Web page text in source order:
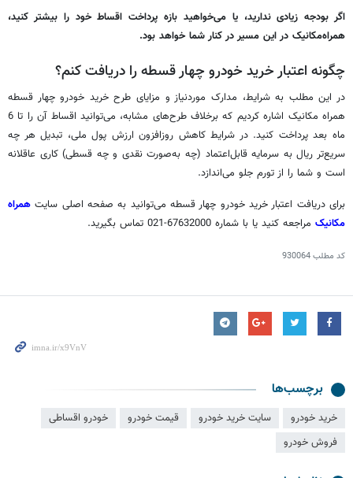
اگر بودجه زیادی ندارید، یا می‌خواهید بازه پرداخت اقساط خود را بیشتر کنید،
همراه‌مکانیک در این مسیر در کنار شما خواهد بود.
چگونه اعتبار خرید خودرو چهار قسطه را دریافت کنم؟
در این مطلب به شرایط، مدارک موردنیاز و مزایای طرح خرید خودرو چهار قسطه
همراه مکانیک اشاره کردیم که برخلاف طرح‌های مشابه، می‌توانید اقساط آن را تا 6
ماه بعد پرداخت کنید. در شرایط کاهش روزافزون ارزش پول ملی، تبدیل هر چه
سریع‌تر ریال به سرمایه قابل‌اعتماد (چه به‌صورت نقدی و چه قسطی) کاری عاقلانه
است و شما را از تورم جلو می‌اندازد.
برای دریافت اعتبار خرید خودرو چهار قسطه می‌توانید به صفحه اصلی سایت همراه
مکانیک مراجعه کنید یا با شماره 67632000-021 تماس بگیرید.
کد مطلب930064
برچسب‌ها
خرید خودرو سایت خرید خودرو قیمت خودرو
خودرو اقساطی
فروش خودرو